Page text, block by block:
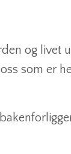
og livet
som er